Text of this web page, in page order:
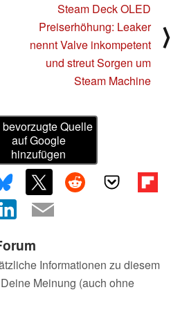
Steam Deck OLED
Preiserhöhung: Leaker
nennt Valve inkompetent
und streut Sorgen um
Steam Machine
⟩
Quelle
auf Google
hinzufügen
Informationen zu diesem
Meinung (auch ohne